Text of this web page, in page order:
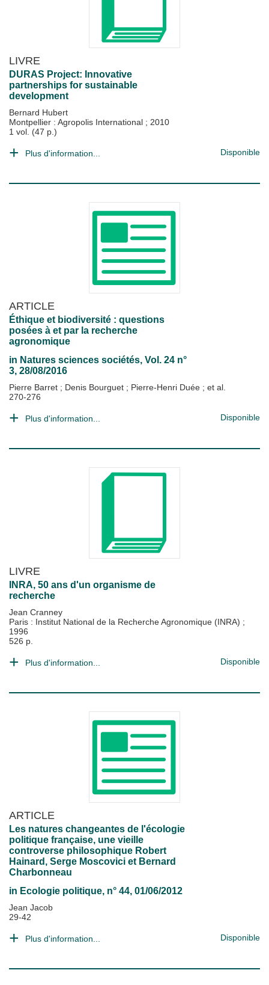
LIVRE
DURAS Project: Innovative
partnerships for sustainable
development
Bernard Hubert
Montpellier : Agropolis International ; 2010
1 vol. (47 p.)
Plus d'information... Disponible
ARTICLE
Éthique et biodiversité : questions
posées à et par la recherche
agronomique
in Natures sciences sociétés, Vol. 24 n°
3, 28/08/2016
Pierre Barret ; Denis Bourguet ; Pierre-Henri Duée ; et al.
270-276
Plus d'information... Disponible
LIVRE
INRA, 50 ans d'un organisme de
recherche
Jean Cranney
Paris : Institut National de la Recherche Agronomique (INRA) ;
1996
526 p.
Plus d'information... Disponible
ARTICLE
Les natures changeantes de l'écologie
politique française, une vieille
controverse philosophique Robert
Hainard, Serge Moscovici et Bernard
Charbonneau
in Ecologie politique, n° 44, 01/06/2012
Jean Jacob
29-42
Plus d'information... Disponible